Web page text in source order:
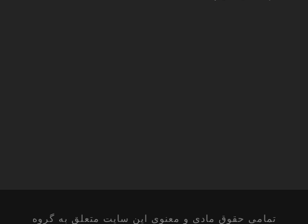
تمامی حقوق مادی و معنوی این سایت متعلق به گروه